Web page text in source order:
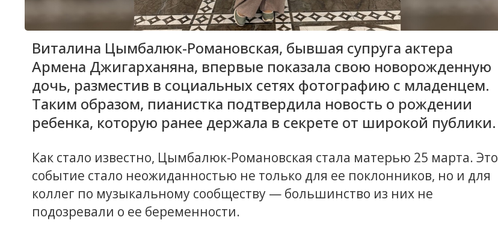
Виталина Цымбалюк-Романовская, бывшая супруга актера
Армена Джигарханяна, впервые показала свою новорожденную
дочь, разместив в социальных сетях фотографию с младенцем.
Таким образом, пианистка подтвердила новость о рождении
ребенка, которую ранее держала в секрете от широкой публики.
Как стало известно, Цымбалюк-Романовская стала матерью 25 марта. Это
событие стало неожиданностью не только для ее поклонников, но и для
коллег по музыкальному сообществу — большинство из них не
подозревали о ее беременности.